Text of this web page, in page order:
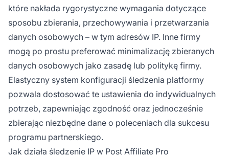
które nakłada rygorystyczne wymagania dotyczące
sposobu zbierania, przechowywania i przetwarzania
danych osobowych – w tym adresów IP. Inne firmy
mogą po prostu preferować minimalizację zbieranych
danych osobowych jako zasadę lub politykę firmy.
Elastyczny system konfiguracji śledzenia platformy
pozwala dostosować te ustawienia do indywidualnych
potrzeb, zapewniając zgodność oraz jednocześnie
zbierając niezbędne dane o poleceniach dla sukcesu
programu partnerskiego.
Jak działa śledzenie IP w Post Affiliate Pro